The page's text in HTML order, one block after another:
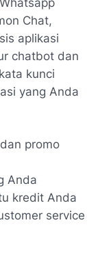
Chat,
aplikasi
chatbot dan
kunci
yang Anda
promo
Anda
kredit Anda
service